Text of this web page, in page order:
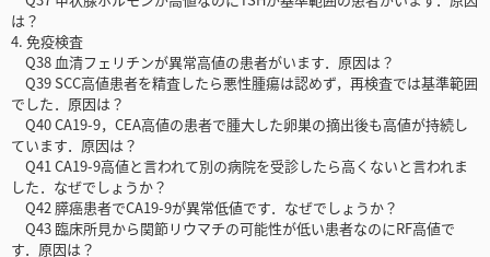
は？
4. 免疫検査
Q38 血清フェリチンが異常高値の患者がいます．原因は？
Q39 SCC高値患者を精査したら悪性腫瘍は認めず，再検査では基準範囲
でした．原因は？
Q40 CA19-9，CEA高値の患者で腫大した卵巣の摘出後も高値が持続し
ています．原因は？
Q41 CA19-9高値と言われて別の病院を受診したら高くないと言われま
した．なぜでしょうか？
Q42 膵癌患者でCA19-9が異常低値です．なぜでしょうか？
Q43 臨床所見から関節リウマチの可能性が低い患者なのにRF高値で
す．原因は？